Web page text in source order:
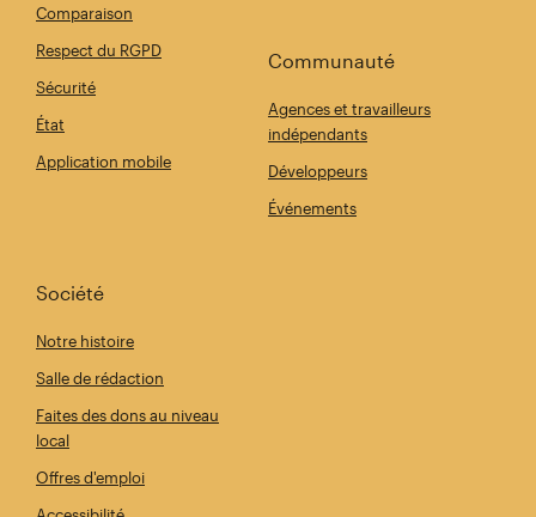
Comparaison
Respect du RGPD
Sécurité
État
Application mobile
Communauté
Agences et travailleurs
indépendants
Développeurs
Événements
Société
Notre histoire
Salle de rédaction
Faites des dons au niveau
local
Offres d'emploi